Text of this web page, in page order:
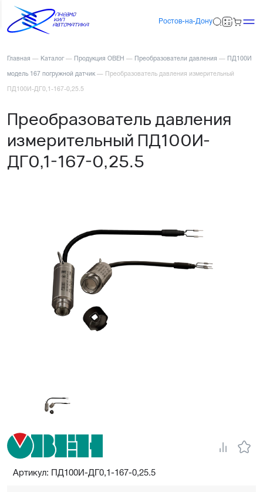
Ростов-на-Дону
Главная — Каталог — Продукция ОВЕН — Преобразователи давления — ПД100И
модель 167 погружной датчик — Преобразователь давления измерительный
ПД100И-ДГ0,1-167-0,25.5
Преобразователь давления
измерительный ПД100И-
ДГ0,1-167-0,25.5
Артикул: ПД100И-ДГ0,1-167-0,25.5